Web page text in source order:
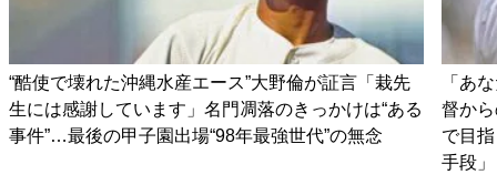
“酷使で壊れた沖縄水産エース”大野倫が証言「栽先
生には感謝しています」名門凋落のきっかけは“ある
事件”…最後の甲子園出場“98年最強世代”の無念
「あ
督か
で目
手段」